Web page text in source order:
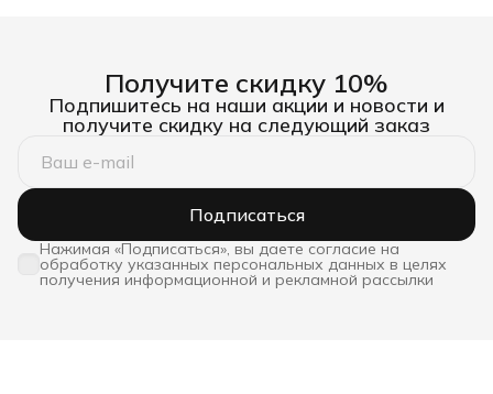
Получите скидку 10%
Подпишитесь на наши акции и новости и
получите скидку на следующий заказ
Подписаться
Нажимая «Подписаться», вы даете согласие на
обработку указанных персональных данных в целях
получения информационной и рекламной рассылки